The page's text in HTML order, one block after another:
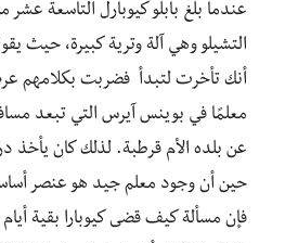
عندما بلغ بابلو كيوبارل التاسعة
التشيلو وهي آلة وترية كبيرة، حيث
أنك تأخرت لتبدأ فضربت بكلامهم
عن بلده الأم قرطبة. لذلك كان يأخذ
حين أن وجود معلم جيد هو عنصر
فإن مسألة كيف قضى كيوبارا بقية